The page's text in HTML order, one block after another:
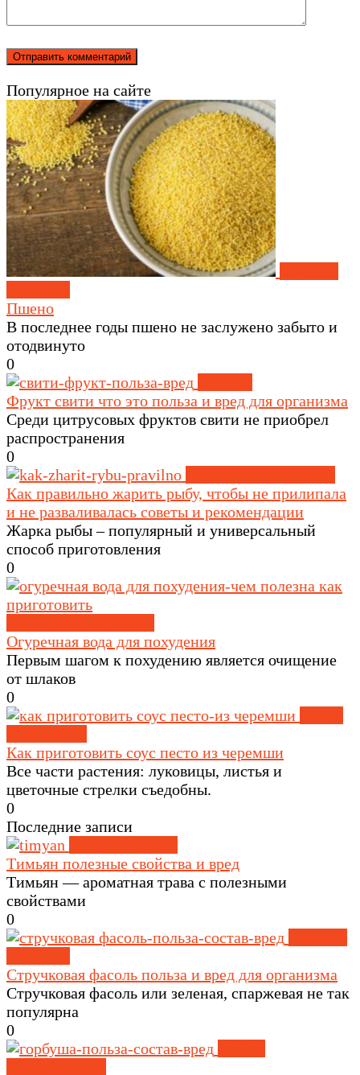
Популярное на сайте
Пшено
В последнее годы пшено не заслужено забыто и
отодвинуто
0
Фрукт свити что это польза и вред для организма
Среди цитрусовых фруктов свити не приобрел
распространения
0
Как правильно жарить рыбу, чтобы не прилипала
и не разваливалась советы и рекомендации
Жарка рыбы – популярный и универсальный
способ приготовления
0
Огуречная вода для похудения
Первым шагом к похудению является очищение
от шлаков
0
Как приготовить соус песто из черемши
Все части растения: луковицы, листья и
цветочные стрелки съедобны.
0
Последние записи
Тимьян полезные свойства и вред
Тимьян — ароматная трава с полезными
свойствами
0
Стручковая фасоль польза и вред для организма
Стручковая фасоль или зеленая, спаржевая не так
популярна
0